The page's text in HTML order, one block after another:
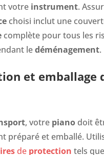
votre instrument.
choisi inclut une
complète pour tous les
ledéménagement.
et emballage
, votre pianodoit
préparé et emballé.
de protection tels